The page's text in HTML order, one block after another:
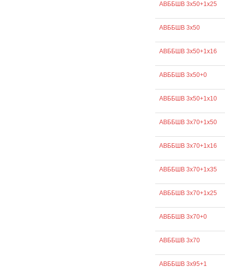
АВББШВ 3х50+1х25
АВББШВ 3х50
АВББШВ 3х50+1х16
АВББШВ 3х50+0
АВББШВ 3х50+1х10
АВББШВ 3х70+1х50
АВББШВ 3х70+1х16
АВББШВ 3х70+1х35
АВББШВ 3х70+1х25
АВББШВ 3х70+0
АВББШВ 3х70
АВББШВ 3х95+1